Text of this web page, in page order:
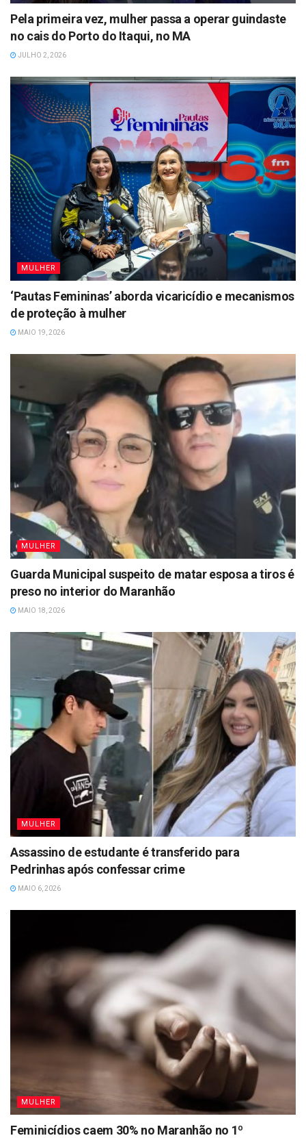
Pela primeira vez, mulher passa a operar guindaste
no cais do Porto do Itaqui, no MA
JULHO 2, 2026
MULHER
‘Pautas Femininas’ aborda vicaricídio e mecanismos
de proteção à mulher
MAIO 19, 2026
MULHER
Guarda Municipal suspeito de matar esposa a tiros é
preso no interior do Maranhão
MAIO 18, 2026
MULHER
Assassino de estudante é transferido para
Pedrinhas após confessar crime
MAIO 6, 2026
MULHER
Feminicídios caem 30% no Maranhão no 1º